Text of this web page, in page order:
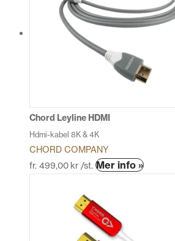
Chord Leyline HDMI
Hdmi-kabel 8K & 4K
CHORD COMPANY
fr. 499,00 kr /st. Mer info »Den